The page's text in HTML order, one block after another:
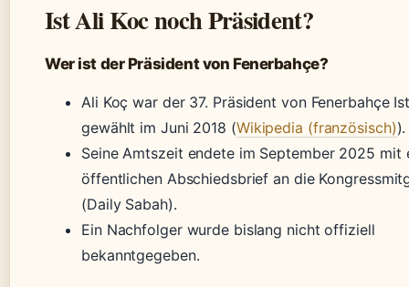
Ist Ali Koc noch Präsident?
Wer ist der Präsident von Fenerbahçe?
Ali Koç war der 37. Präsident von Fenerbahçe
gewählt im Juni 2018 (Wikipedia (französisch)).
Seine Amtszeit endete im September 2025 mit
öffentlichen Abschiedsbrief an die
(Daily Sabah).
Ein Nachfolger wurde bislang nicht offiziell
bekanntgegeben.